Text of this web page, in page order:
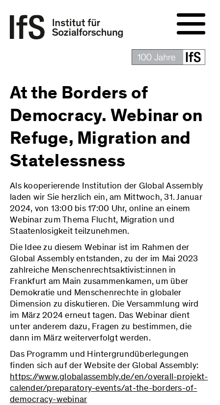
At the Borders of
Democracy. Webinar on
Refuge, Migration and
Statelessness
Als kooperierende Institution der Global Assembly
laden wir Sie herzlich ein, am Mittwoch, 31. Januar
2024, von 13:00 bis 17:00 Uhr, online an einem
Webinar zum Thema Flucht, Migration und
Staatenlosigkeit teilzunehmen.
Die Idee zu diesem Webinar ist im Rahmen der
Global Assembly entstanden, zu der im Mai 2023
zahlreiche Menschenrechtsaktivist:innen in
Frankfurt am Main zusammenkamen, um über
Demokratie und Menschenrechte in globaler
Dimension zu diskutieren. Die Versammlung wird
im März 2024 erneut tagen. Das Webinar dient
unter anderem dazu, Fragen zu bestimmen, die
dann im März weiterverfolgt werden.
Das Programm und Hintergrundüberlegungen
finden sich auf der Website der Global Assembly:
https://www.globalassembly.de/en/overall-projekt-
calender/preparatory-events/at-the-borders-of-
democracy-webinar